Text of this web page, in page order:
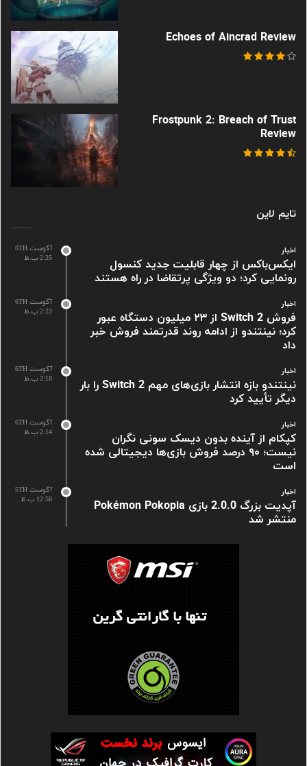
Echoes of Aincrad Review
Frostpunk 2: Breach of Trust
Review
تایم لاین
آگوست 6TH
2:25 ب.ظ
اخبار
ایکس‌باکس از چهار قابلیت جدید کنسول
رونمایی کرد؛ دو ویژگی پرتقاضا در راه هستند
آگوست 6TH
2:23 ب.ظ
اخبار
فروش Switch 2 از ۲۳ میلیون دستگاه عبور
کرد؛ نینتندو از ادامه روند قدرتمند فروش خبر
داد
آگوست 6TH
2:18 ب.ظ
اخبار
نینتندو بازه انتشار بازی‌های مهم Switch 2 را بار
دیگر تأیید کرد
آگوست 6TH
2:14 ب.ظ
اخبار
کپکام از آینده بدون دیسک سونی نگران
نیست؛ ۹۰ درصد فروش بازی‌ها دیجیتالی شده
است
آگوست 5TH
12:58 ب.ظ
اخبار
آپدیت بزرگ 2.0.0 بازی Pokémon Pokopia
منتشر شد